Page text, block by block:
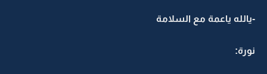
-يالله ياعمة مع السلامة
نورة: